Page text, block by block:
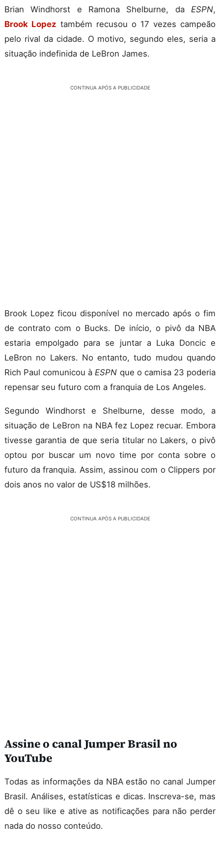
Brian Windhorst e Ramona Shelburne, da ESPN,
Brook Lopez também recusou o 17 vezes campeão
pelo rival da cidade. O motivo, segundo eles, seria a
situação indefinida de LeBron James.
CONTINUA APÓS A PUBLICIDADE
Brook Lopez ficou disponível no mercado após o fim
de contrato com o Bucks. De início, o pivô da NBA
estaria empolgado para se juntar a Luka Doncic e
LeBron no Lakers. No entanto, tudo mudou quando
Rich Paul comunicou à ESPN que o camisa 23 poderia
repensar seu futuro com a franquia de Los Angeles.
Segundo Windhorst e Shelburne, desse modo, a
situação de LeBron na NBA fez Lopez recuar. Embora
tivesse garantia de que seria titular no Lakers, o pivô
optou por buscar um novo time por conta sobre o
futuro da franquia. Assim, assinou com o Clippers por
dois anos no valor de US$18 milhões.
CONTINUA APÓS A PUBLICIDADE
Assine o canal Jumper Brasil no
YouTube
Todas as informações da NBA estão no canal Jumper
Brasil. Análises, estatísticas e dicas. Inscreva-se, mas
dê o seu like e ative as notificações para não perder
nada do nosso conteúdo.